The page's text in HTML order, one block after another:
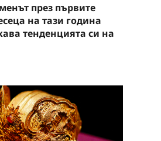
през първите
на тази година
тенденцията си на